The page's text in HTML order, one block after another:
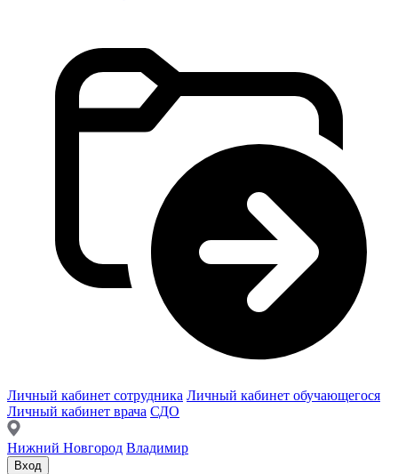
Личный кабинет сотрудника Личный кабинет обучающегося
Личный кабинет врача СДО
Нижний Новгород Владимир
Вход